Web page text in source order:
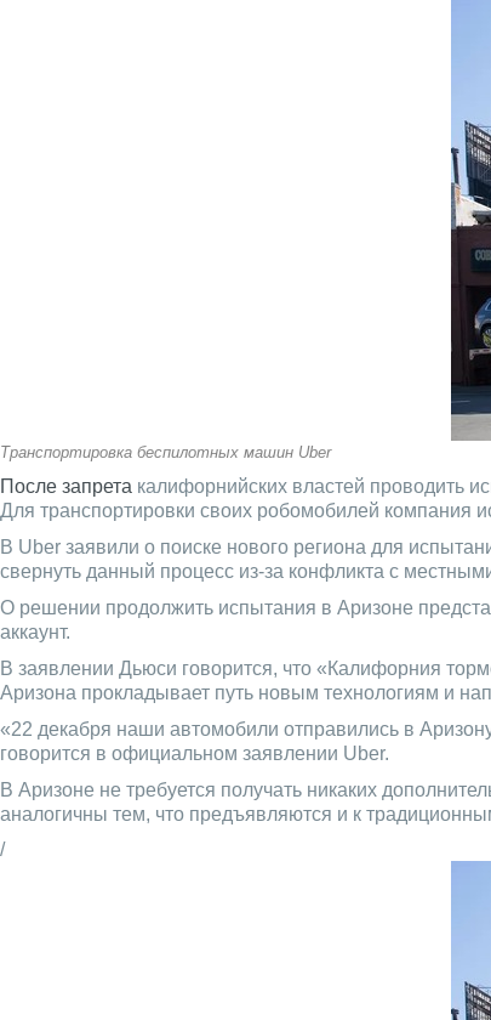
Транспортировка беспилотных машин Uber
После запрета калифорнийских властей проводить
Для транспортировки своих робомобилей компания
В Uber заявили о поиске нового региона для
свернуть данный процесс из-за конфликта с
О решении продолжить испытания в Аризоне
аккаунт.
В заявлении Дьюси говорится, что «Калифорния
Аризона прокладывает путь новым технологиям и
«22 декабря наши автомобили отправились в
говорится в официальном заявлении Uber.
В Аризоне не требуется получать никаких
аналогичны тем, что предъявляются и к
/